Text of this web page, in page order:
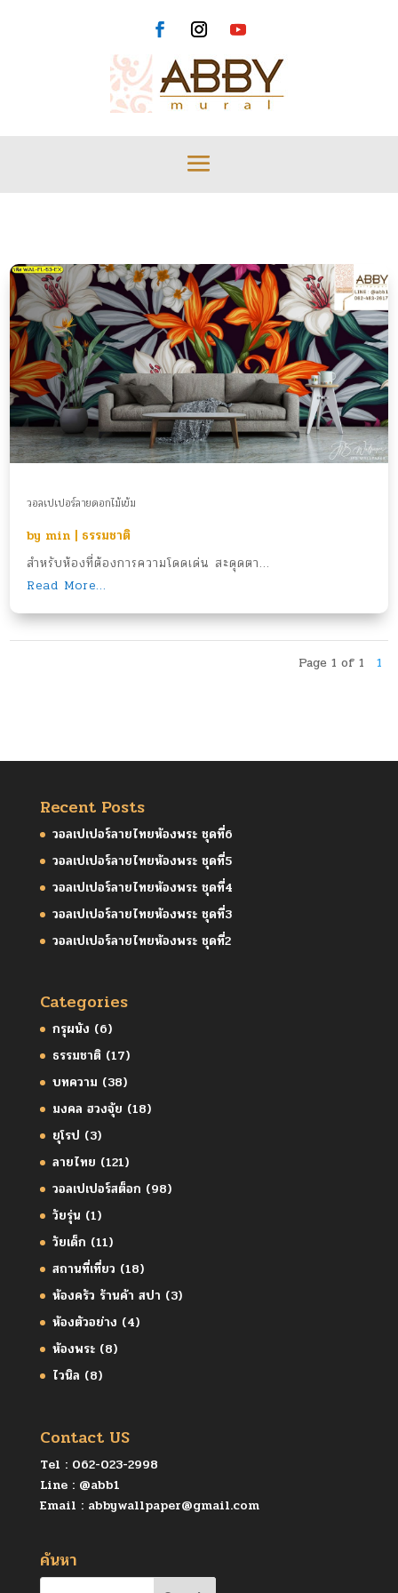
วอลเปเปอร์ลายดอกไม้เข้ม
by min | ธรรมชาติ
สำหรับห้องที่ต้องการความโดดเด่น สะดุดตา...
Read More...
Page 1 of 1 1
Recent Posts
วอลเปเปอร์ลายไทยห้องพระ ชุดที่6
วอลเปเปอร์ลายไทยห้องพระ ชุดที่5
วอลเปเปอร์ลายไทยห้องพระ ชุดที่4
วอลเปเปอร์ลายไทยห้องพระ ชุดที่3
วอลเปเปอร์ลายไทยห้องพระ ชุดที่2
Categories
กรุผนัง (6)
ธรรมชาติ(17)
บทความ (38)
มงคล ฮวงจุ้ย (18)
ยุโรป (3)
ลายไทย (121)
วอลเปเปอร์สต็อก (98)
วัยรุ่น (1)
วัยเด็ก (11)
สถานที่เที่ยว (18)
ห้องครัว ร้านค้า สปา (3)
ห้องตัวอย่าง (4)
ห้องพระ(8)
ไวนิล (8)
Contact US
Tel : 062-023-2998
Line : @abb1
Email : abbywallpaper@gmail.com
ค้นหา